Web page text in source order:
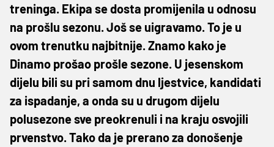
treninga. Ekipa se dosta promijenila u odnosu
na prošlu sezonu. Još se uigravamo. To je u
ovom trenutku najbitnije. Znamo kako je
Dinamo prošao prošle sezone. U jesenskom
dijelu bili su pri samom dnu ljestvice, kandidati
za ispadanje, a onda su u drugom dijelu
polusezone sve preokrenuli i na kraju osvojili
prvenstvo. Tako da je prerano za donošenje